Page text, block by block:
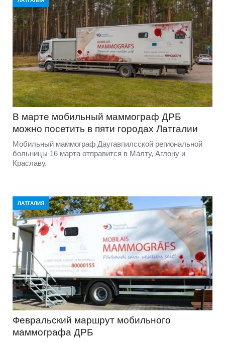
В марте мобильный маммограф ДРБ
можно посетить в пяти городах Латгалии
Мобильный маммограф Даугавпилсской региональной
больницы 16 марта отправится в Малту, Аглону и
Краславу.
ЛАТГАЛИЯ
Февральский маршрут мобильного
маммографа ДРБ